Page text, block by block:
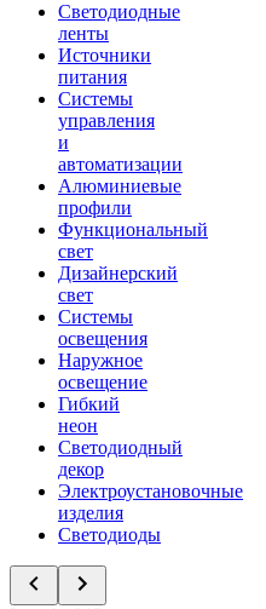
Светодиодные
ленты
Источники
питания
Системы
управления
и
автоматизации
Алюминиевые
профили
Функциональный
свет
Дизайнерский
свет
Системы
освещения
Наружное
освещение
Гибкий
неон
Светодиодный
декор
Электроустановочные
изделия
Светодиоды